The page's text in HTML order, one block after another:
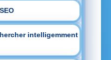
intelligemment